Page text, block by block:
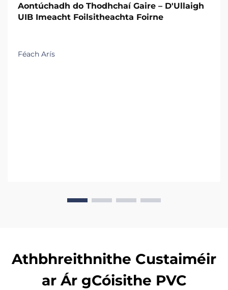
Aontúchadh do Thodhchaí Gaire – D'Ullaigh
UIB Imeacht Foilsitheachta Foirne
Féach Arís
Athbhreithnithe Custaiméir
ar Ár gCóisithe PVC